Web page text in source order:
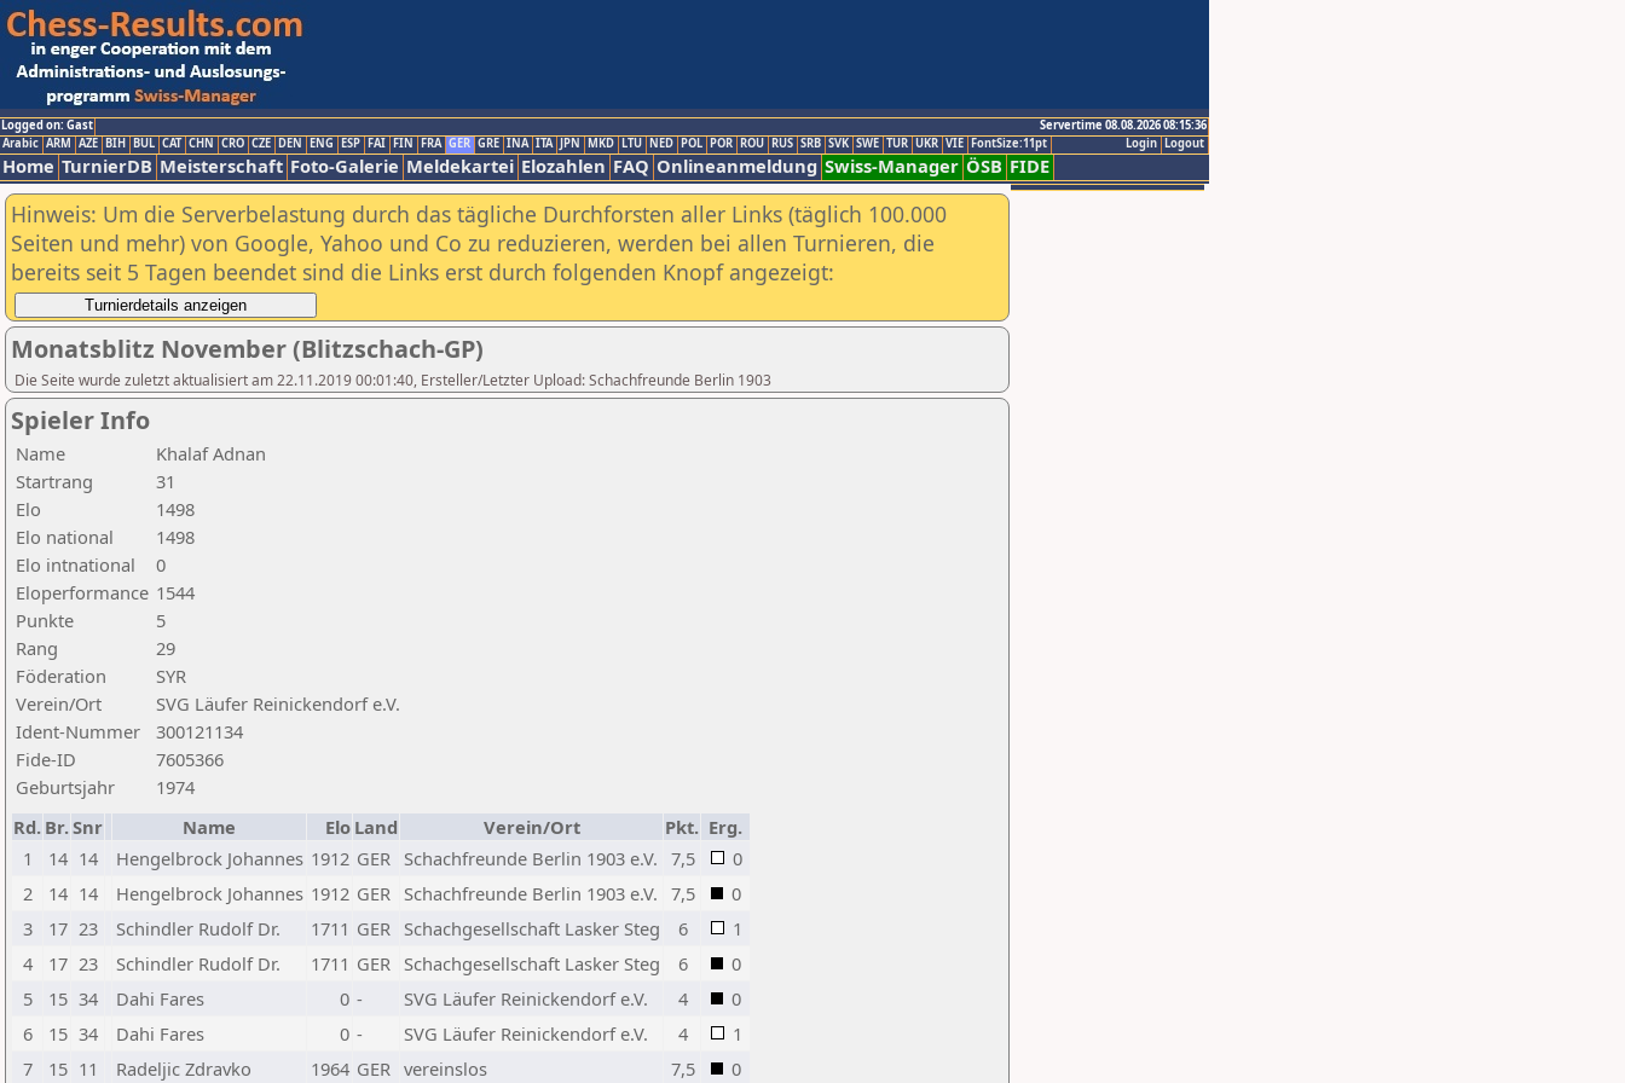
Logged on: Gast
Servertime 08.08.2026 08:15:36
Logout
Login
Arabic ARM AZE BIH BUL CAT CHN CRO CZE DEN ENG ESP FAI FIN FRA GER GRE INA ITA JPN MKD LTU NED POL POR ROU RUS SRB SVK SWE TUR UKR VIE FontSize:11pt
Home TurnierDB Meisterschaft Foto-Galerie Meldekartei Elozahlen FAQ Onlineanmeldung Swiss-Manager ÖSB FIDE
Hinweis: Um die Serverbelastung durch das tägliche Durchforsten aller Links (täglich 100.000
Seiten und mehr) von Google, Yahoo und Co zu reduzieren, werden bei allen Turnieren, die
bereits seit 5 Tagen beendet sind die Links erst durch folgenden Knopf angezeigt:
Monatsblitz November (Blitzschach-GP)
Die Seite wurde zuletzt aktualisiert am 22.11.2019 00:01:40, Ersteller/Letzter Upload: Schachfreunde Berlin 1903
Spieler Info
Name
Khalaf Adnan
Startrang
31
Elo
1498
Elo national
1498
Elo intnational
0
Eloperformance 1544
Punkte
5
Rang
29
Föderation
SYR
Verein/Ort
SVG Läufer Reinickendorf e.V.
Ident-Nummer
300121134
Fide-ID
7605366
Geburtsjahr
1974
Rd. Br.Snr Name Elo Land Verein/Ort Pkt. Erg.
1
14 14 Hengelbrock Johannes 1912 GER Schachfreunde Berlin 1903 e.V. 7,5
0
2
14 14 Hengelbrock Johannes 1912 GER Schachfreunde Berlin 1903 e.V. 7,5
0
3
17 23 Schindler Rudolf Dr. 1711 GER Schachgesellschaft Lasker Steg 6
1
4
17 23 Schindler Rudolf Dr. 1711 GER Schachgesellschaft Lasker Steg 6
0
5
15 34 Dahi Fares 0 - SVG Läufer Reinickendorf e.V. 4
0
6
15 34 Dahi Fares 0 - SVG Läufer Reinickendorf e.V. 4
1
7
15 11 Radeljic Zdravko 1964 GER vereinslos 7,5 0